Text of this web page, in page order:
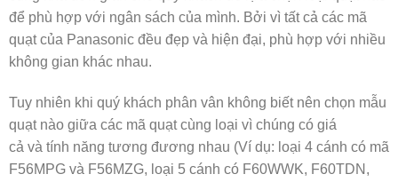
để phù hợp với ngân sách của mình. Bởi vì tất cả các mã
quạt của Panasonic đều đẹp và hiện đại, phù hợp với nhiều
không gian khác nhau.
Tuy nhiên khi quý khách phân vân không biết nên chọn mẫu
quạt nào giữa các mã quạt cùng loại vì chúng có giá
cả và tính năng tương đương nhau (Ví dụ: loại 4 cánh có mã
F56MPG và F56MZG, loại 5 cánh có F60WWK, F60TDN,